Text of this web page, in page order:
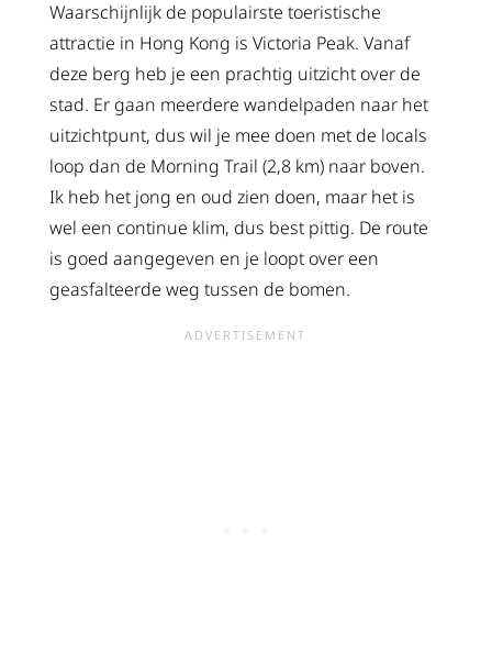
Waarschijnlijk de populairste toeristische
attractie in Hong Kong is Victoria Peak. Vanaf
deze berg heb je een prachtig uitzicht over de
stad. Er gaan meerdere wandelpaden naar het
uitzichtpunt, dus wil je mee doen met de locals
loop dan de Morning Trail (2,8 km) naar boven.
Ik heb het jong en oud zien doen, maar het is
wel een continue klim, dus best pittig. De route
is goed aangegeven en je loopt over een
geasfalteerde weg tussen de bomen.